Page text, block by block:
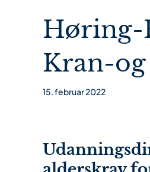
Høring-
Kran-
15. februar 2022